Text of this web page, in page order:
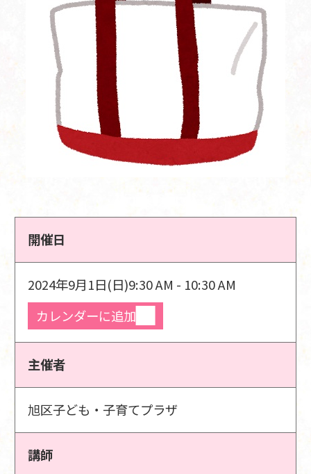
開催日
2024年9月1日(日)9:30 AM - 10:30 AM
カレンダーに追加
主催者
旭区子ども・子育てプラザ
講師